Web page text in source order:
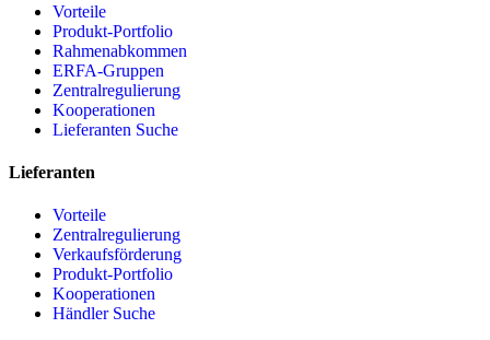
Vorteile
Produkt-Portfolio
Rahmenabkommen
ERFA-Gruppen
Zentralregulierung
Kooperationen
Lieferanten Suche
Lieferanten
Vorteile
Zentralregulierung
Verkaufsförderung
Produkt-Portfolio
Kooperationen
Händler Suche